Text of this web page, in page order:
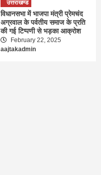
उत्तराखण्ड
विधानसभा में भाजपा मंत्री प्रेमचंद
अग्रवाल के पर्वतीय समाज के प्रति
की गई टिप्पणी से भड़का आक्रोश
February 22, 2025
aajtakadmin